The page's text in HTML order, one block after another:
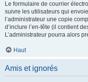
Le formulaire de courrier
suivre les utilisateurs qui
l’administrateur une copie
d’inclure l’en-tête (il contient
L’administrateur pourra alors
Haut
Amis et ignorés